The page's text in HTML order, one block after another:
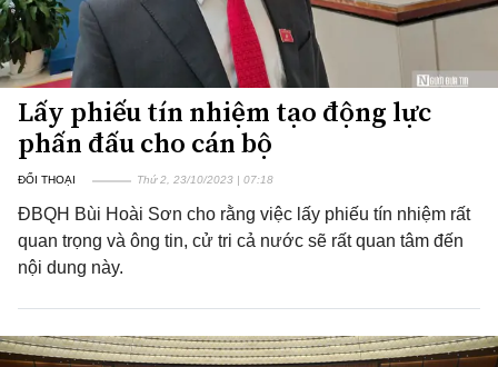
Lấy phiếu tín nhiệm tạo động lực
phấn đấu cho cán bộ
ĐỐI THOẠI Thứ 2, 23/10/2023 | 07:18
ĐBQH Bùi Hoài Sơn cho rằng việc lấy phiếu tín nhiệm rất
quan trọng và ông tin, cử tri cả nước sẽ rất quan tâm đến
nội dung này.